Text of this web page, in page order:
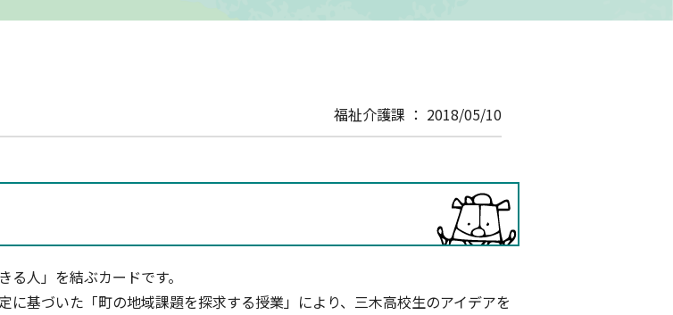
福祉介護課 ： 2018/05/10
人」を結ぶカードです。
基づいた「町の地域課題を探求する授業」により、三木高校生のアイデアを